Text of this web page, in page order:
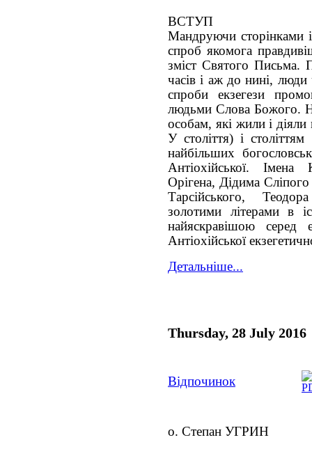
ВСТУП
Мандруючи сторінками
спроб якомога
зміст Святого Письма.
часів і аж до нині,
спроби екзегези
людьми Слова Божого.
особам, які жили і
У століття) і
найбільших
Антіохійської. Імена
Орігена, Дідима
Тарсійського,
золотими літерами в
найяскравішою серед
Антіохійської
Детальніше...
Thursday, 28 July 2016
Відпочинок
о. Степан УГРИН